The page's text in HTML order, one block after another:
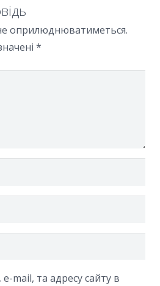
оприлюднюватиметься.
*
mail, та адресу сайту в